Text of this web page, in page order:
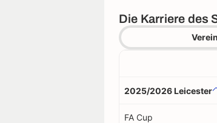
Die Karriere des
Verein
2025/2026 Leicester
FA Cup